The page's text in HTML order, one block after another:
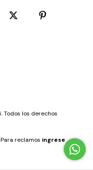
Todos los derechos
reclamos ingrese